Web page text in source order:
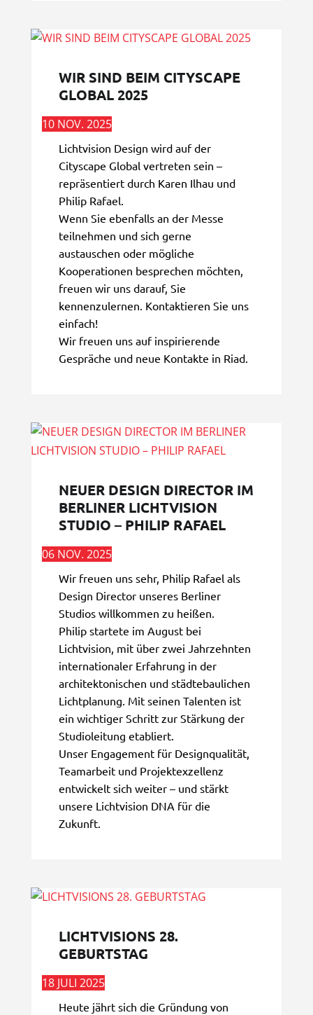
WIR SIND BEIM CITYSCAPE
GLOBAL 2025
10 NOV. 2025
Lichtvision Design wird auf der
Cityscape Global vertreten sein –
repräsentiert durch Karen Ilhau und
Philip Rafael.
Wenn Sie ebenfalls an der Messe
teilnehmen und sich gerne
austauschen oder mögliche
Kooperationen besprechen möchten,
freuen wir uns darauf, Sie
kennenzulernen. Kontaktieren Sie uns
einfach!
Wir freuen uns auf inspirierende
Gespräche und neue Kontakte in Riad.
NEUER DESIGN DIRECTOR IM
BERLINER LICHTVISION
STUDIO – PHILIP RAFAEL
06 NOV. 2025
Wir freuen uns sehr, Philip Rafael als
Design Director unseres Berliner
Studios willkommen zu heißen.
Philip startete im August bei
Lichtvision, mit über zwei Jahrzehnten
internationaler Erfahrung in der
architektonischen und städtebaulichen
Lichtplanung. Mit seinen Talenten ist
ein wichtiger Schritt zur Stärkung der
Studioleitung etabliert.
Unser Engagement für Designqualität,
Teamarbeit und Projektexzellenz
entwickelt sich weiter – und stärkt
unsere Lichtvision DNA für die
Zukunft.
LICHTVISIONS 28.
GEBURTSTAG
18 JULI 2025
Heute jährt sich die Gründung von